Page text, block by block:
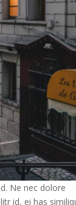
Ne nec dolore
id, ei has